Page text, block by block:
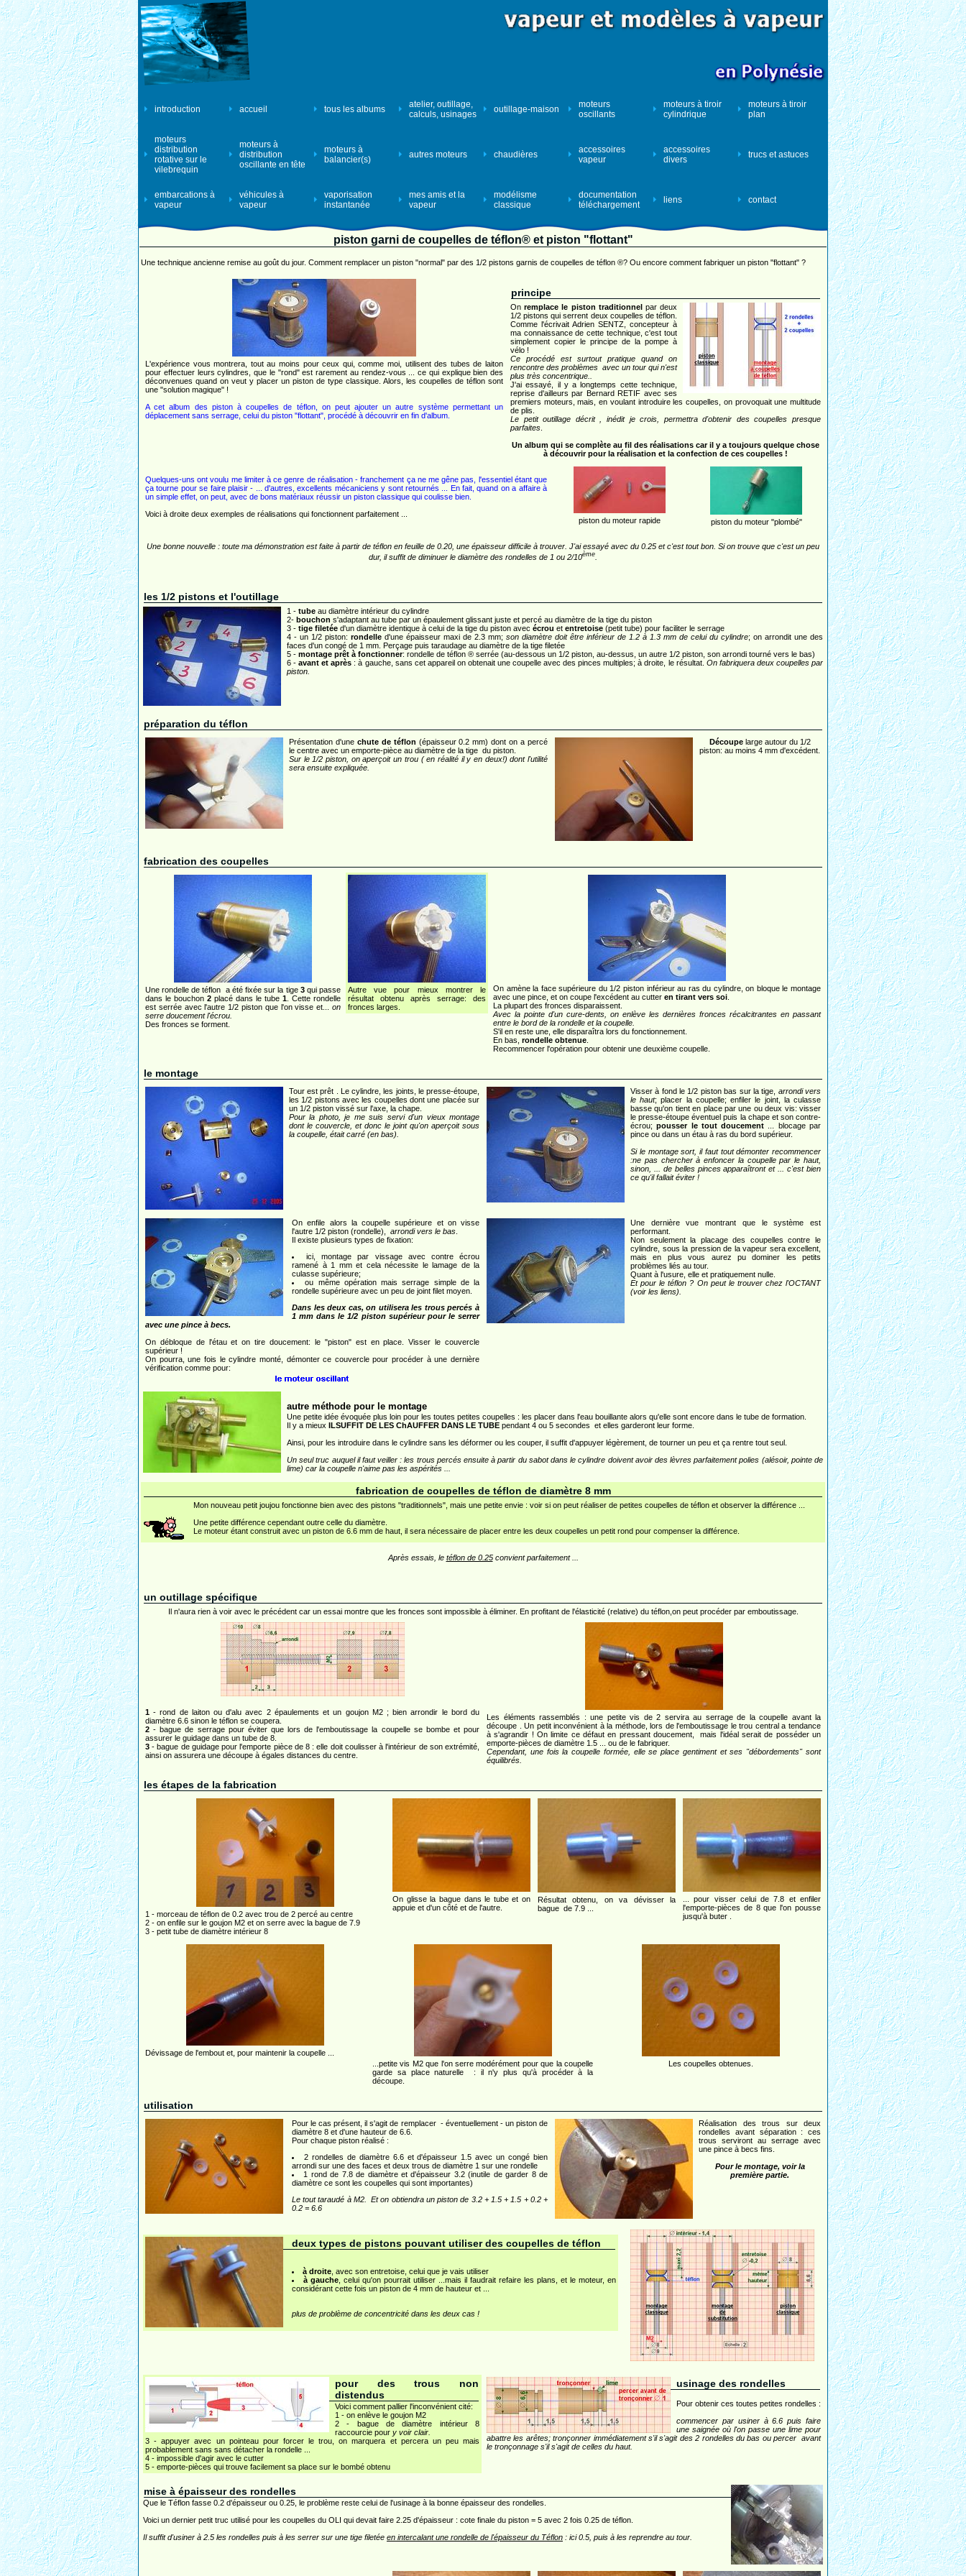
introduction accueil tous les albums
atelier, outillage,
calculs, usinages
outillage-maison
moteurs
oscillants
moteurs à tiroir
cylindrique
moteurs à tiroir
plan
moteurs
distribution
rotative sur le
vilebrequin
moteurs à
distribution
oscillante en tête
moteurs à
balancier(s)
autres moteurs chaudières
accessoires
vapeur
accessoires
divers
trucs et astuces
embarcations à
vapeur
véhicules à
vapeur
vaporisation
instantanée
mes amis et la
vapeur
modélisme
classique
documentation
téléchargement
liens contact
piston garni de coupelles de téflon® et piston "flottant"
Une technique ancienne remise au goût du jour. Comment remplacer un piston "normal" par des 1/2 pistons garnis de coupelles de téflon ®? Ou encore comment fabriquer un piston "flottant" ?
L'expérience vous montrera, tout au moins pour ceux qui, comme moi, utilisent des tubes de laiton
pour effectuer leurs cylindres, que le "rond" est rarement au rendez-vous ... ce qui explique bien des
déconvenues quand on veut y placer un piston de type classique. Alors, les coupelles de téflon sont
une "solution magique" !
A cet album des piston à coupelles de téflon, on peut ajouter un autre système permettant un
déplacement sans serrage, celui du piston "flottant", procédé à découvrir en fin d'album.
principe
Onremplace le piston traditionnelpar deux
1/2 pistons qui serrent deux coupelles de téflon.
Comme l'écrivait Adrien SENTZ, concepteur à
ma connaissance de cette technique, c'est tout
simplement copier le principe de la pompe à
vélo !
Ce procédé est surtout pratique quand on
rencontre des problèmes avec un tour qui n'est
plus très concentrique..
J'ai essayé, il y a longtemps cette technique,
reprise d'ailleurs par Bernard RETIF avec ses
premiers moteurs, mais, en voulant introduire les coupelles, on provoquait une multitude
de plis.
Le petit outillage décrit , inédit je crois, permettra d'obtenir des coupelles presque
parfaites
Un album qui se complète au fil des réalisations car il y a toujours quelque chose
à découvrir pour la réalisation et la confection de ces coupelles !
Quelques-uns ont voulu me limiter à ce genre de réalisation - franchement ça ne me gêne pas, l'essentiel étant que
ça tourne pour se faire plaisir - ... d'autres, excellents mécaniciens y sont retournés ... En fait, quand on a affaire à
un simple effet, on peut, avec de bons matériaux réussir un piston classique qui coulisse bien.
Voici à droite deux exemples de réalisations qui fonctionnent parfaitement ...
piston du moteur rapide piston du moteur "plombé"
Une bonne nouvelle : toute ma démonstration est faite à partir de téflon en feuille de 0.20, une épaisseur difficile à trouver. J'ai essayé avec du 0.25 et c'est tout bon. Si on trouve que c'est un peu
dur, il suffit de diminuer le diamètre des rondelles de 1 ou 2/10ème
les 1/2 pistons et l'outillage
1 - tube au diamètre intérieur du cylindre
2- bouchon s'adaptant au tube par un épaulement glissant juste et percé au diamètre de la tige du piston
3 - tige filetée d'un diamètre identique à celui de la tige du piston avec écrou et entretoise (petit tube) pour faciliter le serrage
4 - un 1/2 piston: rondelle d'une épaisseur maxi de 2.3 mm; son diamètre doit être inférieur de 1.2 à 1.3 mm de celui du cylindre; on arrondit une des
faces d'un congé de 1 mm. Perçage puis taraudage au diamètre de la tige filetée
5 - montage prêt à fonctionner: rondelle de téflon ® serrée (au-dessous un 1/2 piston, au-dessus, un autre 1/2 piston, son arrondi tourné vers le bas)
6 -avant et après : à gauche, sans cet appareil on obtenait une coupelle avec des pinces multiples; à droite, le résultat. On fabriquera deux coupelles par
piston.
préparation du téflon
Présentation d'une chute de téflon (épaisseur 0.2 mm) dont on a percé
le centre avec un emporte-pièce au diamètre de la tige du piston.
Sur le 1/2 piston, on aperçoit un trou ( en réalité il y en deux!) dont l'utilité
sera ensuite expliquée.
Découpelarge autour du 1/2
piston: au moins 4 mm d'excédent.
fabrication des coupelles
Une rondelle de téflon a été fixée sur la tige 3qui passe
dans le bouchon 2 placé dans le tube 1 . Cette rondelle
est serrée avec l'autre 1/2 piston que l'on visse et... on
serre doucement l'écrou.
Des fronces se forment.
Autre vue pour mieux montrer le
résultat obtenu après serrage: des
fronces larges.
On amène la face supérieure du 1/2 piston inférieur au ras du cylindre, on bloque le montage
avec une pince, et on coupe l'excédent au cutter en tirant vers soi
La plupart des fronces disparaissent.
Avec la pointe d'un cure-dents, on enlève les dernières fronces récalcitrantes en passant
entre le bord de la rondelle et la coupelle.
S'il en reste une, elle disparaîtra lors du fonctionnement.
En bas, rondelle obtenue
Recommencer l'opération pour obtenir une deuxième coupelle.
le montage
Tour est prêt . Le cylindre, les joints, le presse-étoupe,
les 1/2 pistons avec les coupelles dont une placée sur
un 1/2 piston vissé sur l'axe, la chape.
Pour la photo, je me suis servi d'un vieux montage
dont le couvercle, et donc le joint qu'on aperçoit sous
la coupelle, était carré (en bas).
Visser à fond le 1/2 piston bas sur la tige, arrondi vers
le haut; placer la coupelle; enfiler le joint, la culasse
basse qu'on tient en place par une ou deux vis: visser
le presse-étoupe éventuel puis la chape et son contre-
écrou;pousser le tout doucement ... blocage par
pince ou dans un étau à ras du bord supérieur.
Si le montage sort, il faut tout démonter recommencer
:ne pas chercher à enfoncer la coupelle par le haut,
sinon, ... de belles pinces apparaîtront et ... c'est bien
ce qu'il fallait éviter !
On enfile alors la coupelle supérieure et on visse
l'autre 1/2 piston (rondelle), arrondi vers le bas
Il existe plusieurs types de fixation:
ici, montage par vissage avec contre écrou
ramené à 1 mm et cela nécessite le lamage de la
culasse supérieure;
ou même opération mais serrage simple de la
rondelle supérieure avec un peu de joint filet moyen.
Dans les deux cas, on utilisera les trous percés à
1 mm dans le 1/2 piston supérieur pour le serrer
avec une pince à becs.
On débloque de l'étau et on tire doucement: le "piston" est en place. Visser le couvercle
supérieur !
On pourra, une fois le cylindre monté, démonter ce couvercle pour procéder à une dernière
vérification comme pour:
Une dernière vue montrant que le système est
performant.
Non seulement la placage des coupelles contre le
cylindre, sous la pression de la vapeur sera excellent,
mais en plus vous aurez pu dominer les petits
problèmes liés au tour.
Quant à l'usure, elle et pratiquement nulle.
Et pour le téflon ? On peut le trouver chez l'OCTANT
(voir les liens).
autre méthode pour le montage
Une petite idée évoquée plus loin pour les toutes petites coupelles : les placer dans l'eau bouillante alors qu'elle sont encore dans le tube de formation.
Il y a mieux ILSUFFIT DE LES ChAUFFER DANS LE TUBE pendant 4 ou 5 secondes et elles garderont leur forme.
Ainsi, pour les introduire dans le cylindre sans les déformer ou les couper, il suffit d'appuyer légèrement, de tourner un peu et ça rentre tout seul.
Un seul truc auquel il faut veiller : les trous percés ensuite à partir du sabot dans le cylindre doivent avoir des lèvres parfaitement polies (alésoir, pointe de
lime) car la coupelle n'aime pas les aspérités ...
fabrication de coupelles de téflon de diamètre 8 mm
Mon nouveau petit joujou fonctionne bien avec des pistons "traditionnels", mais une petite envie : voir si on peut réaliser de petites coupelles de téflon et observer la différence ...
Une petite différence cependant outre celle du diamètre.
Le moteur étant construit avec un piston de 6.6 mm de haut, il sera nécessaire de placer entre les deux coupelles un petit rond pour compenser la différence.
Après essais, le téflon de 0.25convient parfaitement ...
un outillage spécifique
Il n'aura rien à voir avec le précédent car un essai montre que les fronces sont impossible à éliminer. En profitant de l'élasticité (relative) du téflon,on peut procéder par emboutissage.
1 - rond de laiton ou d'alu avec 2 épaulements et un goujon M2 ; bien arrondir le bord du
diamètre 6.6 sinon le téflon se coupera.
2 - bague de serrage pour éviter que lors de l'emboutissage la coupelle se bombe et pour
assurer le guidage dans un tube de 8.
3 - bague de guidage pour l'emporte pièce de 8 : elle doit coulisser à l'intérieur de son extrémité,
ainsi on assurera une découpe à égales distances du centre.
Les éléments rassemblés : une petite vis de 2 servira au serrage de la coupelle avant la
découpe . Un petit inconvénient à la méthode, lors de l'emboutissage le trou central a tendance
à s'agrandir ! On limite ce défaut en pressant doucement, mais l'idéal serait de posséder un
emporte-pièces de diamètre 1.5 ... ou de le fabriquer.
Cependant, une fois la coupelle formée, elle se place gentiment et ses "débordements" sont
équilibrés.
les étapes de la fabrication
1 - morceau de téflon de 0.2 avec trou de 2 percé au centre
2 - on enfile sur le goujon M2 et on serre avec la bague de 7.9
3 - petit tube de diamètre intérieur 8
On glisse la bague dans le tube et on
appuie et d'un côté et de l'autre.
Résultat obtenu, on va dévisser la
bague de 7.9 ...
... pour visser celui de 7.8 et enfiler
l'emporte-pièces de 8 que l'on pousse
jusqu'à buter .
Dévissage de l'embout et, pour maintenir la coupelle ...
...petite vis M2 que l'on serre modérément pour que la coupelle
garde sa place naturelle : il n'y plus qu'à procéder à la
découpe.
Les coupelles obtenues.
utilisation
Pour le cas présent, il s'agit de remplacer - éventuellement - un piston de
diamètre 8 et d'une hauteur de 6.6.
Pour chaque piston réalisé :
2 rondelles de diamètre 6.6 et d'épaisseur 1.5 avec un congé bien
arrondi sur une des faces et deux trous de diamètre 1 sur une rondelle
1 rond de 7.8 de diamètre et d'épaisseur 3.2 (inutile de garder 8 de
diamètre ce sont les coupelles qui sont importantes)
Le tout taraudé à M2. Et on obtiendra un piston de 3.2 + 1.5 + 1.5 + 0.2 +
0.2 = 6.6
Réalisation des trous sur deux
rondelles avant séparation : ces
trous serviront au serrage avec
une pince à becs fins.
Pour le montage, voir la
première partie.
deux types de pistons pouvant utiliser des coupelles de téflon
à droite , avec son entretoise, celui que je vais utiliser
à gauche , celui qu'on pourrait utiliser ...mais il faudrait refaire les plans, et le moteur, en
considérant cette fois un piston de 4 mm de hauteur et ...
plus de problème de concentricité dans les deux cas !
pour des trous non
distendus
Voici comment pallier l'inconvénient cité:
1 - on enlève le goujon M2
2 - bague de diamètre intérieur 8
raccourcie pour y voir clair.
3 - appuyer avec un pointeau pour forcer le trou, on marquera et percera un peu mais
probablement sans sans détacher la rondelle ...
4 - impossible d'agir avec le cutter
5 - emporte-pièces qui trouve facilement sa place sur le bombé obtenu
usinage des rondelles
Pour obtenir ces toutes petites rondelles :
commencer par usiner à 6.6 puis faire
une saignée où l'on passe une lime pour
abattre les arêtes; tronçonner immédiatement s'il s'agit des 2 rondelles du bas ou percer avant
le tronçonnage s'il s'agit de celles du haut.
mise à épaisseur des rondelles
Que le Téflon fasse 0.2 d'épaisseur ou 0.25, le problème reste celui de l'usinage à la bonne épaisseur des rondelles.
Voici un dernier petit truc utilisé pour les coupelles du OLI qui devait faire 2.25 d'épaisseur : cote finale du piston = 5 avec 2 fois 0.25 de téflon.
Il suffit d'usiner à 2.5 les rondelles puis à les serrer sur une tige filetée en intercalant une rondelle de l'épaisseur du Téflon : ici 0.5, puis à les reprendre au tour.